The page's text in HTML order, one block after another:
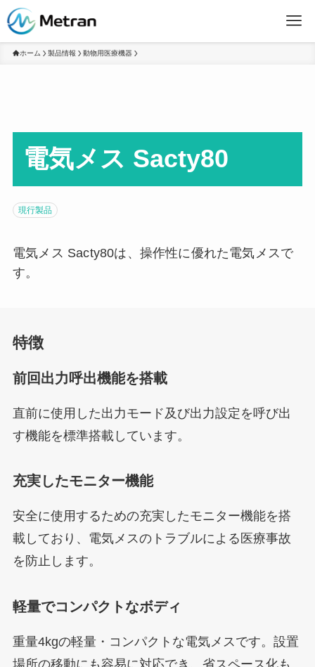
ホーム 製品情報 動物用医療機器
電気メス Sacty80
現行製品
電気メス Sacty80は、操作性に優れた電気メスで
す。
特徴
前回出力呼出機能を搭載
直前に使用した出力モード及び出力設定を呼び出
す機能を標準搭載しています。
充実したモニター機能
安全に使用するための充実したモニター機能を搭
載しており、電気メスのトラブルによる医療事故
を防止します。
軽量でコンパクトなボディ
重量4kgの軽量・コンパクトな電気メスです。設置
場所の移動にも容易に対応でき、省スペース化も